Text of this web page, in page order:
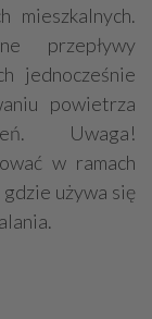
mieszkalnych.
przepływy
jednocześnie
powietrza
Uwaga!
w ramach
używa się